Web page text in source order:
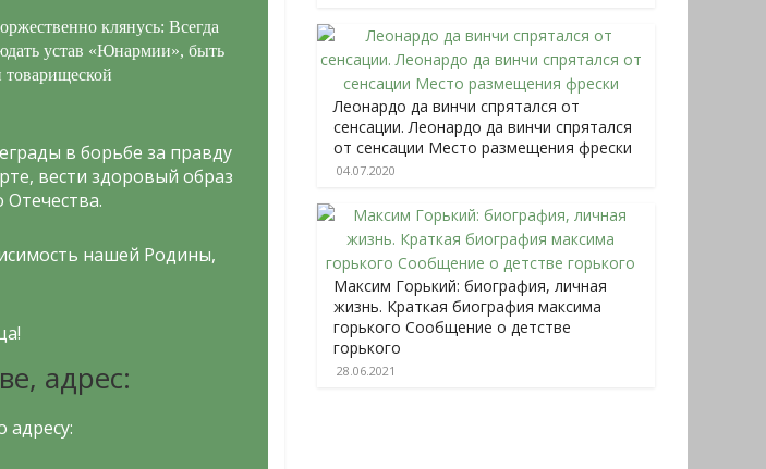
клянусь: Всегда
устав «Юнармии», быть
в борьбе за правду
вести здоровый образ
нашей Родины,
адрес:
адресу:
Леонардо да винчи спрятался от
сенсации. Леонардо да винчи спрятался
от сенсации Место размещения фрески
04.07.2020
Максим Горький: биография, личная
жизнь. Краткая биография максима
горького Сообщение о детстве
горького
28.06.2021